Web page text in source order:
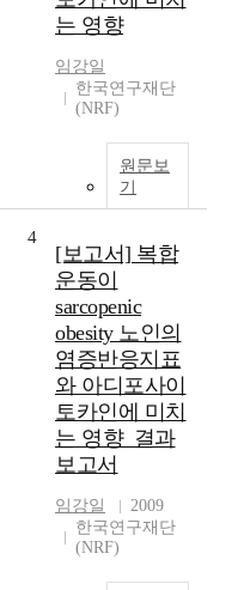
는 영향
임강일
한국연구재단
(NRF)
원문보
기
4
[보고서] 복합
운동이
sarcopenic
obesity 노인의
염증반응지표
와 아디포사이
토카인에 미치
는 영향_결과
보고서
임강일
2009
한국연구재단
(NRF)